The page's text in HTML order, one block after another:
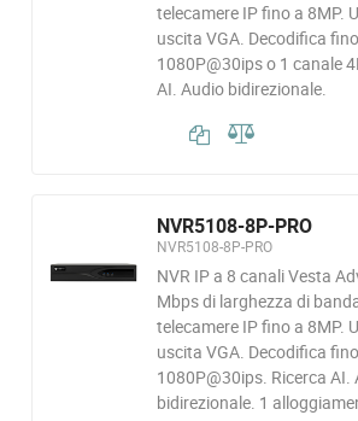
telecamere IP fino a 8MP.
uscita VGA. Decodifica
1080P@30ips o 1 canale
AI. Audio bidirezionale.
NVR5108-8P-PRO
NVR5108-8P-PRO
NVR IP a 8 canali Vesta
Mbps di larghezza di
telecamere IP fino a 8MP.
uscita VGA. Decodifica
1080P@30ips. Ricerca AI.
bidirezionale. 1